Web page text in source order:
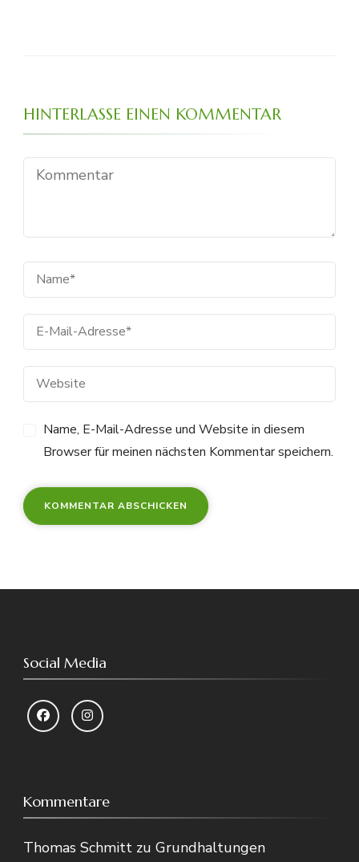
HINTERLASSE EINEN KOMMENTAR
Name, E-Mail-Adresse und Website in diesem
Browser für meinen nächsten Kommentar speichern.
Social Media
Kommentare
Thomas Schmitt zu Grundhaltungen